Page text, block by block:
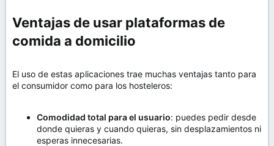
Ventajas de usar plataformas de
comida a domicilio​
El uso de estas aplicaciones trae muchas ventajas tanto para
el consumidor como para los hosteleros:
Comodidad total para el usuario: puedes pedir desde
donde quieras y cuando quieras, sin desplazamientos ni
esperas innecesarias.